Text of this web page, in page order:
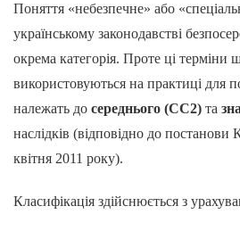
Поняття «небезпечне» або
українському законодавстві
окрема категорія. Проте ці терміни
використовуються на практиці для
належать до середнього (СС2) та
наслідків (відповідно до
квітня 2011 року).
Класифікація здійснюється з